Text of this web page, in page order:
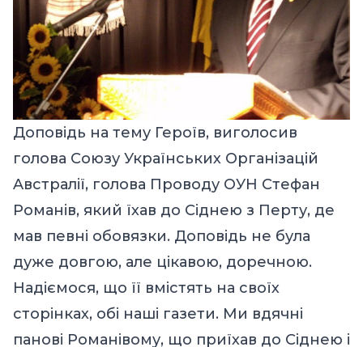
Доповідь на тему Героїв, виголосив
голова Cоюзу Українських Організацій
Aвстралії, голова Проводу ОУН Cтефан
Романів, який їхав до Cіднею з Перту, де
мав певні обовязки. Доповідь не була
дуже довгою, але цікавою, доречною.
Надіємося, що її вмістять на своїх
сторінках, обі наші газети. Ми вдячні
панові Романівому, що приїхав до Cіднею і